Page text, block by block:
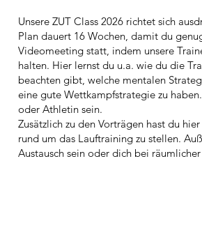
Unsere ZUT Class 2026 richtet sich
Plan dauert 16 Wochen, damit du
Videomeeting statt, indem unsere
halten. Hier lernst du u.a. wie du die
beachten gibt, welche mentalen
eine gute Wettkampfstrategie zu
oder Athletin sein.
Zusätzlich zu den Vorträgen hast du
rund um das Lauftraining zu stellen.
Austausch sein oder dich bei